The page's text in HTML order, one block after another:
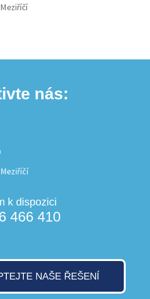
nás:
Meziříčí
k dispozici
466 410
NAŠE ŘEŠENÍ